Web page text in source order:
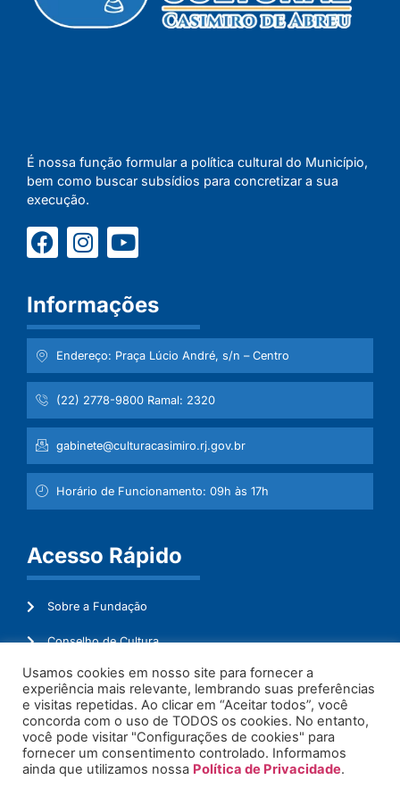
É nossa função formular a política cultural do Município,
bem como buscar subsídios para concretizar a sua
execução.
Informações
Endereço: Praça Lúcio André, s/n – Centro
(22) 2778-9800 Ramal: 2320
gabinete@culturacasimiro.rj.gov.br
Horário de Funcionamento: 09h às 17h
Acesso Rápido
Sobre a Fundação
Conselho de Cultura
Mapeamento Cultural
Transparência
Ouvidoria
Usamos cookies em nosso site para fornecer a
experiência mais relevante, lembrando suas preferências
e visitas repetidas. Ao clicar em “Aceitar todos”, você
concorda com o uso de TODOS os cookies. No entanto,
você pode visitar "Configurações de cookies" para
fornecer um consentimento controlado. Informamos
ainda que utilizamos nossa Política de Privacidade.